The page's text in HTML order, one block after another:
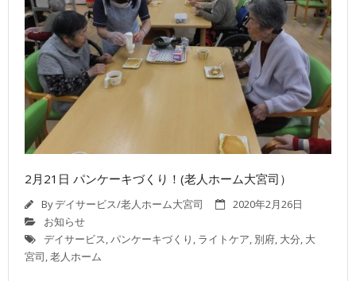
2月21日 パンケーキづくり！(老人ホーム大宮司）
Byデイサービス/老人ホーム大宮司
2020年2月26日
お知らせ
デイサービス,パンケーキづくり , ライトケア, 別府, 大分, 大
宮司,老人ホーム